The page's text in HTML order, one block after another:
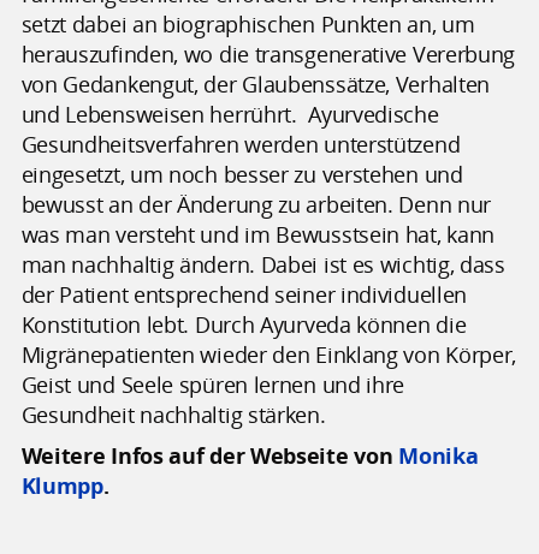
setzt dabei an biographischen Punkten an, um
herauszufinden, wo die transgenerative Vererbung
von Gedankengut, der Glaubenssätze, Verhalten
und Lebensweisen herrührt. Ayurvedische
Gesundheitsverfahren werden unterstützend
eingesetzt, um noch besser zu verstehen und
bewusst an der Änderung zu arbeiten. Denn nur
was man versteht und im Bewusstsein hat, kann
man nachhaltig ändern. Dabei ist es wichtig, dass
der Patient entsprechend seiner individuellen
Konstitution lebt. Durch Ayurveda können die
Migränepatienten wieder den Einklang von Körper,
Geist und Seele spüren lernen und ihre
Gesundheit nachhaltig stärken.
Weitere Infos auf der Webseite von Monika
Klumpp.